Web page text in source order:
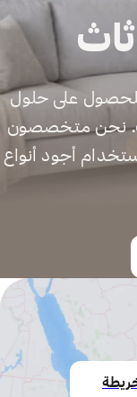
على حلول
نحن متخصصون
أجود أنواع